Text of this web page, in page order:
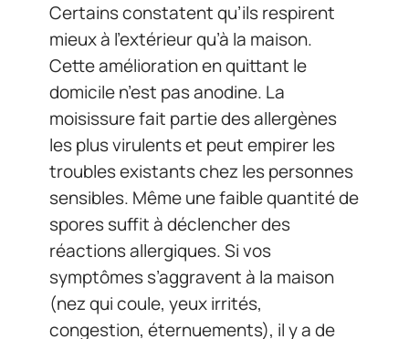
Certains constatent qu’ils respirent
mieux à l’extérieur qu’à la maison.
Cette amélioration en quittant le
domicile n’est pas anodine. La
moisissure fait partie des allergènes
les plus virulents et peut empirer les
troubles existants chez les personnes
sensibles. Même une faible quantité de
spores suffit à déclencher des
réactions allergiques. Si vos
symptômes s’aggravent à la maison
(nez qui coule, yeux irrités,
congestion, éternuements), il y a de